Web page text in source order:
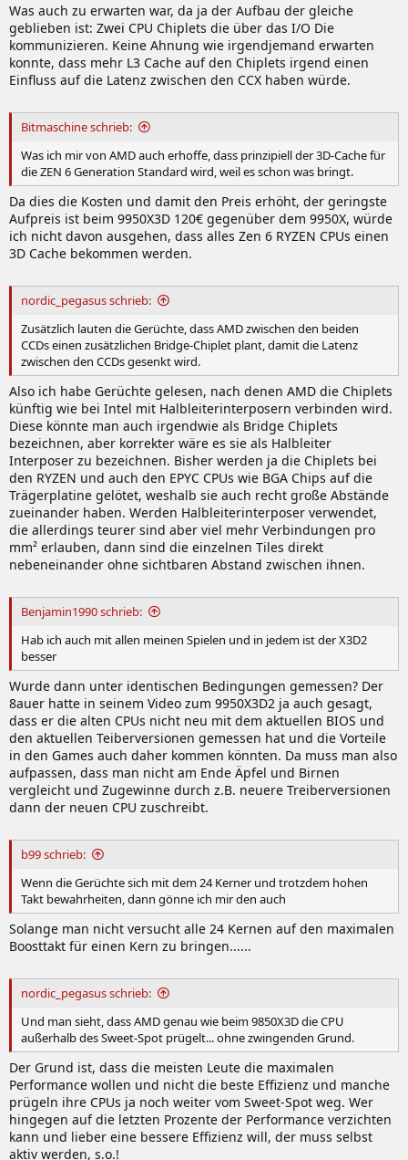
Was auch zu erwarten war, da ja der Aufbau der gleiche
geblieben ist: Zwei CPU Chiplets die über das I/O Die
kommunizieren. Keine Ahnung wie irgendjemand erwarten
konnte, dass mehr L3 Cache auf den Chiplets irgend einen
Einfluss auf die Latenz zwischen den CCX haben würde.
Bitmaschine schrieb:
Was ich mir von AMD auch erhoffe, dass prinzipiell der 3D-Cache für
die ZEN 6 Generation Standard wird, weil es schon was bringt.
Da dies die Kosten und damit den Preis erhöht, der geringste
Aufpreis ist beim 9950X3D 120€ gegenüber dem 9950X, würde
ich nicht davon ausgehen, dass alles Zen 6 RYZEN CPUs einen
3D Cache bekommen werden.
nordic_pegasus schrieb:
Zusätzlich lauten die Gerüchte, dass AMD zwischen den beiden
CCDs einen zusätzlichen Bridge-Chiplet plant, damit die Latenz
zwischen den CCDs gesenkt wird.
Also ich habe Gerüchte gelesen, nach denen AMD die Chiplets
künftig wie bei Intel mit Halbleiterinterposern verbinden wird.
Diese könnte man auch irgendwie als Bridge Chiplets
bezeichnen, aber korrekter wäre es sie als Halbleiter
Interposer zu bezeichnen. Bisher werden ja die Chiplets bei
den RYZEN und auch den EPYC CPUs wie BGA Chips auf die
Trägerplatine gelötet, weshalb sie auch recht große Abstände
zueinander haben. Werden Halbleiterinterposer verwendet,
die allerdings teurer sind aber viel mehr Verbindungen pro
mm² erlauben, dann sind die einzelnen Tiles direkt
nebeneinander ohne sichtbaren Abstand zwischen ihnen.
Benjamin1990 schrieb:
Hab ich auch mit allen meinen Spielen und in jedem ist der X3D2
besser
Wurde dann unter identischen Bedingungen gemessen? Der
8auer hatte in seinem Video zum 9950X3D2 ja auch gesagt,
dass er die alten CPUs nicht neu mit dem aktuellen BIOS und
den aktuellen Teiberversionen gemessen hat und die Vorteile
in den Games auch daher kommen könnten. Da muss man also
aufpassen, dass man nicht am Ende Äpfel und Birnen
vergleicht und Zugewinne durch z.B. neuere Treiberversionen
dann der neuen CPU zuschreibt.
b99 schrieb:
Wenn die Gerüchte sich mit dem 24 Kerner und trotzdem hohen
Takt bewahrheiten, dann gönne ich mir den auch
Solange man nicht versucht alle 24 Kernen auf den maximalen
Boosttakt für einen Kern zu bringen......
nordic_pegasus schrieb:
Und man sieht, dass AMD genau wie beim 9850X3D die CPU
außerhalb des Sweet-Spot prügelt... ohne zwingenden Grund.
Der Grund ist, dass die meisten Leute die maximalen
Performance wollen und nicht die beste Effizienz und manche
prügeln ihre CPUs ja noch weiter vom Sweet-Spot weg. Wer
hingegen auf die letzten Prozente der Performance verzichten
kann und lieber eine bessere Effizienz will, der muss selbst
aktiv werden, s.o.!